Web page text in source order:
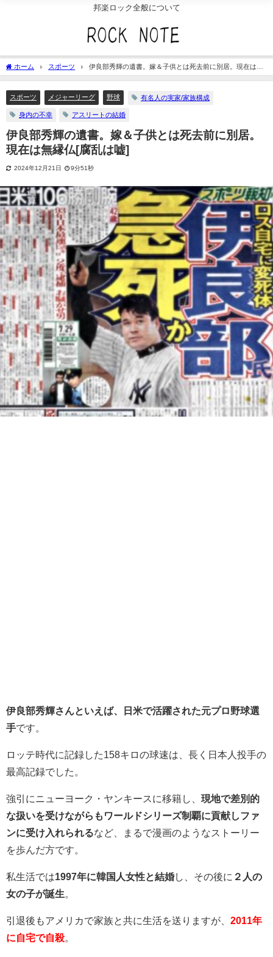
邦楽ロック全般について
ホーム スポーツ
伊良部秀輝の遺書。嫁＆子供とは死去前に別居。現在は無
縁仏[腐乱は嘘]
スポーツ メジャーリーグ 野球 有名人の実家/家族構成
身内の不幸 アスリートの結婚
伊良部秀輝の遺書。嫁＆子供とは死去前に別居。
現在は無縁仏[腐乱は嘘]
2024年12月21日 9分51秒
伊良部秀輝さんといえば、日米で活躍された元プロ野球選
手です。
ロッテ時代に記録した158キロの球速は、長く日本人投手の
最高記録でした。
強引にニューヨーク・ヤンキースに移籍し、 現地で差別的
な扱いを受けながらもワールドシリーズ制覇に貢献しファ
ンに受け入れられるなど、まるで漫画のようなストーリー
を歩んだ方です。
私生活では1997年に韓国人女性と結婚し、その後に ２人の
女の子が誕生
引退後もアメリカで家族と共に生活を送りますが、 2011年
に自宅で自殺